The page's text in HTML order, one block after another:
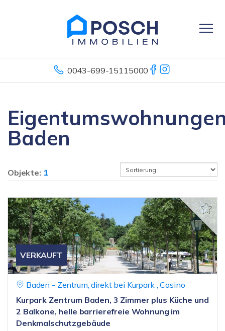
0043-699-15115000
Baden
Objekte: 1
VERKAUFT
Baden - Zentrum, direkt bei Kurpark , Casino
Kurpark Zentrum Baden, 3 Zimmer plus Küche und
2 Balkone, helle barrierefreie Wohnung im
Denkmalschutzgebäude